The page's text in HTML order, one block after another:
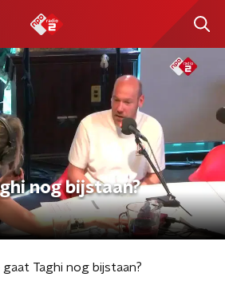
nog bijstaan?
gaat Taghi nog bijstaan?